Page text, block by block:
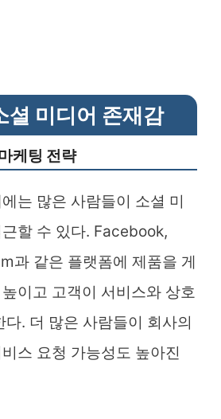
셜 미디어 존재감
케팅 전략
는 많은 사람들이 소셜 미
할 수 있다. Facebook,
과 같은 플랫폼에 제품을 게
이고 고객이 서비스와 상호
다. 더 많은 사람들이 회사의
스 요청 가능성도 높아진